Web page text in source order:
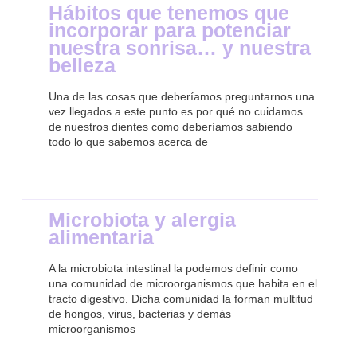
Hábitos que tenemos que
incorporar para potenciar
nuestra sonrisa… y nuestra
belleza
Una de las cosas que deberíamos preguntarnos una
vez llegados a este punto es por qué no cuidamos
de nuestros dientes como deberíamos sabiendo
todo lo que sabemos acerca de
Microbiota y alergia
alimentaria
A la microbiota intestinal la podemos definir como
una comunidad de microorganismos que habita en el
tracto digestivo. Dicha comunidad la forman multitud
de hongos, virus, bacterias y demás
microorganismos